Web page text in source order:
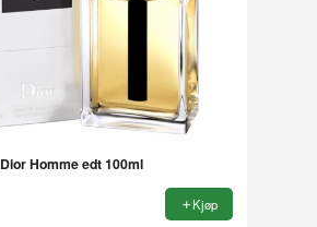
Dior Homme edt 100ml
Kjøp